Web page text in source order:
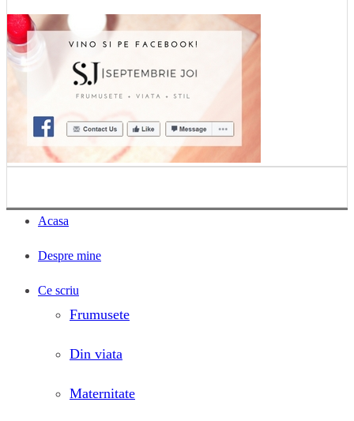
Acasa
Despre mine
Ce scriu
Frumusete
Din viata
Maternitate